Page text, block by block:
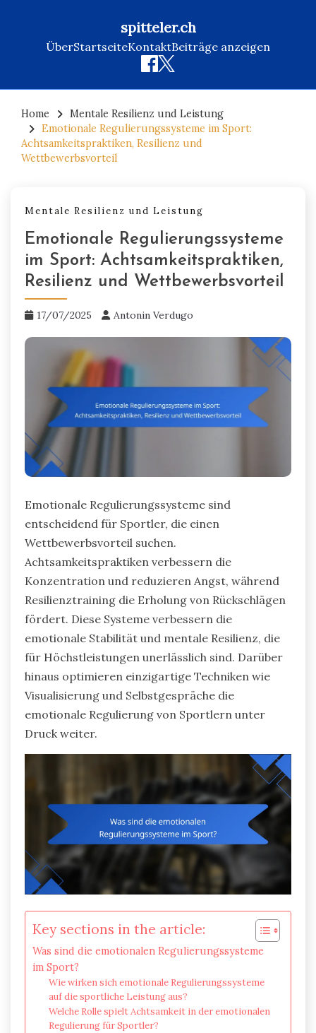
spitteler.ch
ÜberStartseiteKontaktBeiträge anzeigen
content
Home
Mentale Resilienz und Leistung
Emotionale Regulierungssysteme im Sport:
Achtsamkeitspraktiken, Resilienz und
Wettbewerbsvorteil
Mentale Resilienz und Leistung
Emotionale Regulierungssysteme
im Sport: Achtsamkeitspraktiken,
Resilienz und Wettbewerbsvorteil
17/07/2025 Antonin Verdugo
Emotionale Regulierungssysteme sind
entscheidend für Sportler, die einen
Wettbewerbsvorteil suchen.
Achtsamkeitspraktiken verbessern die
Konzentration und reduzieren Angst, während
Resilienztraining die Erholung von Rückschlägen
fördert. Diese Systeme verbessern die
emotionale Stabilität und mentale Resilienz, die
für Höchstleistungen unerlässlich sind. Darüber
hinaus optimieren einzigartige Techniken wie
Visualisierung und Selbstgespräche die
emotionale Regulierung von Sportlern unter
Druck weiter.
Key sections in the article:
Was sind die emotionalen Regulierungssysteme
im Sport?
Wie wirken sich emotionale Regulierungssysteme
auf die sportliche Leistung aus?
Welche Rolle spielt Achtsamkeit in der emotionalen
Regulierung für Sportler?